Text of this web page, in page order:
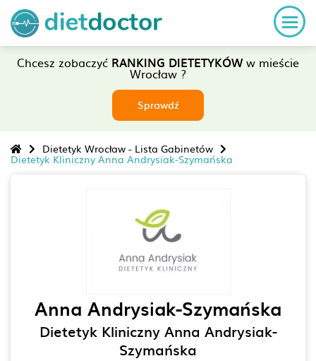
Chcesz zobaczyć RANKING DIETETYKÓWw mieście
Wrocław ?
Sprawdź
Dietetyk Wrocław - Lista Gabinetów
Dietetyk Kliniczny Anna Andrysiak-Szymańska
Anna Andrysiak-Szymańska
Dietetyk Kliniczny Anna Andrysiak-
Szymańska